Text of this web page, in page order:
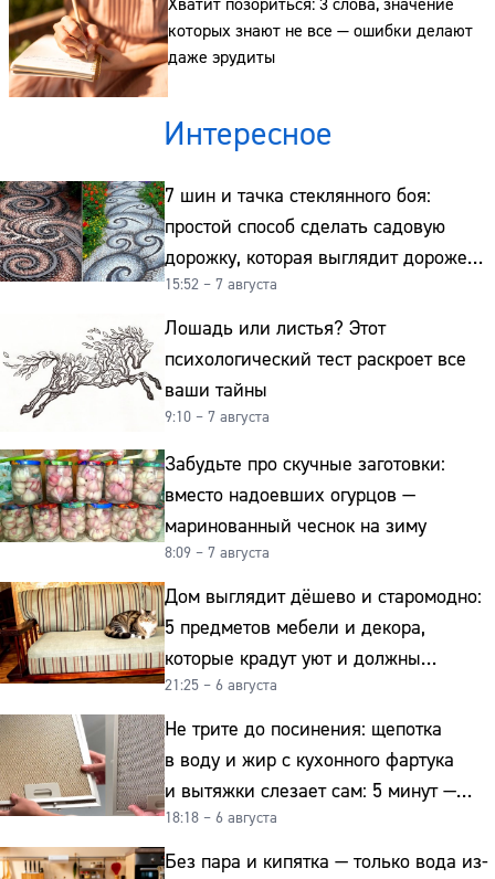
которых знают не все — ошибки делают
даже эрудиты
Интересное
7 шин и тачка стеклянного боя:
простой способ сделать садовую
дорожку, которая выглядит дороже
гранита
15:52 – 7 августа
Лошадь или листья? Этот
психологический тест раскроет все
ваши тайны
9:10 – 7 августа
Забудьте про скучные заготовки:
вместо надоевших огурцов —
маринованный чеснок на зиму
8:09 – 7 августа
Дом выглядит дёшево и старомодно:
5 предметов мебели и декора,
которые крадут уют и должны
отправиться на свалку прямо сейчас
21:25 – 6 августа
Не трите до посинения: щепотка
в воду и жир с кухонного фартука
и вытяжки слезает сам: 5 минут —
и сверкает как новая
18:18 – 6 августа
Без пара и кипятка — только вода из-
Адрес:
Телефон: